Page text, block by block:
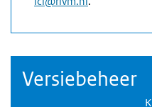
Versiebeheer